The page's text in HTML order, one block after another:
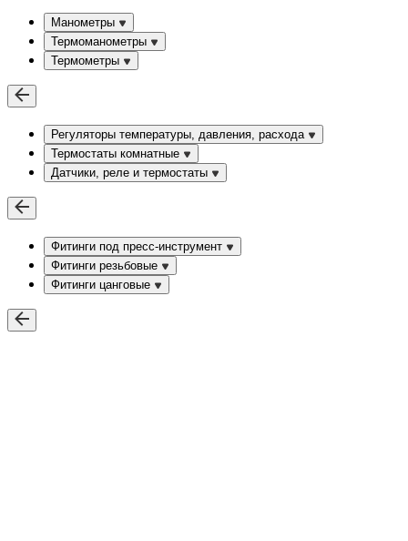
Манометры
Термоманометры
Термометры
Регуляторы температуры, давления, расхода
Термостаты комнатные
Датчики, реле и термостаты
Фитинги под пресс-инструмент
Фитинги резьбовые
Фитинги цанговые